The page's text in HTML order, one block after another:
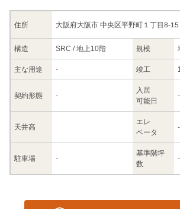
住所 大阪府大阪市 中央区平野町１丁目8-15
構造 SRC / 地上10階 規模
主な用途 - 竣工
契約形態 -
入居
可能日
-
天井高
エレ
ベータ
-
駐車場 -
基準階坪
数
-